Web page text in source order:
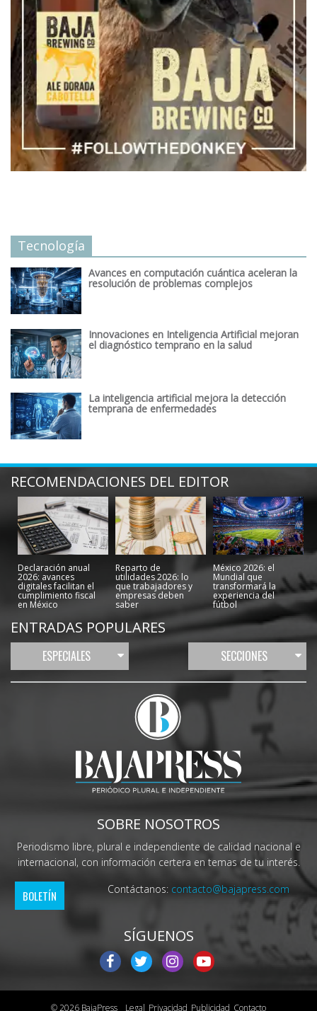
Tecnología
Avances en computación cuántica aceleran la
resolución de problemas complejos
Innovaciones en Inteligencia Artificial mejoran
el diagnóstico temprano en la salud
La inteligencia artificial mejora la detección
temprana de enfermedades
RECOMENDACIONES DEL EDITOR
Declaración anual
2026: avances
digitales facilitan el
cumplimiento fiscal
en México
Reparto de
utilidades 2026: lo
que trabajadores y
empresas deben
saber
México 2026: el
Mundial que
transformará la
experiencia del
fútbol
ENTRADAS POPULARES
ESPECIALES SECCIONES
SOBRE NOSOTROS
Periodismo libre, plural e independiente de calidad nacional e
internacional, con información certera en temas de tu interés.
BOLETÍN Contáctanos: contacto@bajapress.com
SÍGUENOS
© 2026 BajaPress Legal Privacidad Publicidad Contacto